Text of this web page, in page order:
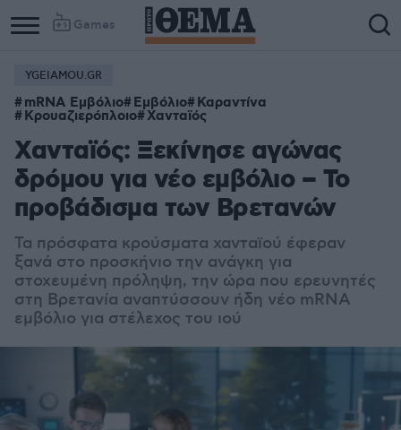
Games
YGEIAMOU.GR
mRNA Εμβόλιο Εμβόλιο Καραντίνα
Κρουαζιερόπλοιο Χανταϊός
Χανταϊός: Ξεκίνησε αγώνας
δρόμου για νέο εμβόλιο – Το
προβάδισμα των Βρετανών
Τα πρόσφατα κρούσματα χανταϊού έφεραν
ξανά στο προσκήνιο την ανάγκη για
στοχευμένη πρόληψη, την ώρα που ερευνητές
στη Βρετανία αναπτύσσουν ήδη νέο mRNA
εμβόλιο για στέλεχος του ιού